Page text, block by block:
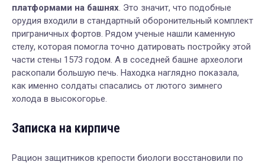
платформами на башнях. Это значит, что подобные
орудия входили в стандартный оборонительный комплект
приграничных фортов. Рядом ученые нашли каменную
стелу, которая помогла точно датировать постройку этой
части стены 1573 годом. А в соседней башне археологи
раскопали большую печь. Находка наглядно показала,
как именно солдаты спасались от лютого зимнего
холода в высокогорье.
Записка на кирпиче
Рацион защитников крепости биологи восстановили по